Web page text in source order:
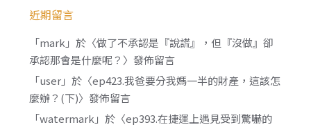
近期留言
「mark 」於〈做了不承認是『說謊』，但『沒做』卻
承認那會是什麼呢？ 〉發佈留言
「user」於〈ep423.我爸要分我媽一半的財產，這該怎
麼辦？(下)〉發佈留言
「watermark 」於〈ep393.在捷運上遇見受到驚嚇的